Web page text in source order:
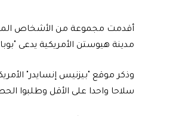
أقدمت مجموعة من الأشخاص
مدينة هيوستن الأمريكية يدعى
وذكر موقع "بيزنيس إنسايدر"
سلاحا واحدا على الأقل وطلبوا